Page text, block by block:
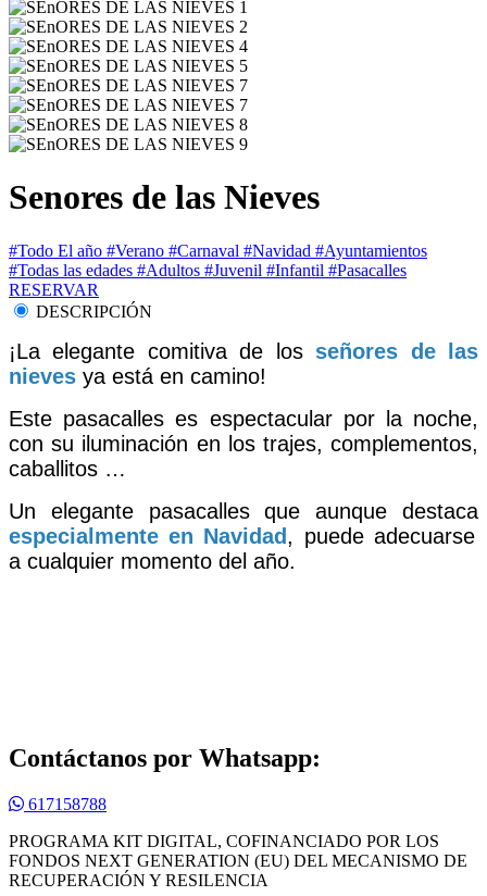
Senores de las Nieves
#Todo El año #Verano #Carnaval #Navidad #Ayuntamientos
#Todas las edades #Adultos #Juvenil #Infantil #Pasacalles
RESERVAR
DESCRIPCIÓN
¡La elegante comitiva de losseñores de las
nieves ya está en camino!
Este pasacalles es espectacular por la noche,
con su iluminación en los trajes, complementos,
caballitos …
Un elegante pasacalles que aunque destaca
especialmente en Navidad , puede adecuarse
a cualquier momento del año.
Contáctanos por Whatsapp:
617158788
PROGRAMA KIT DIGITAL, COFINANCIADO POR LOS
FONDOS NEXT GENERATION (EU) DEL MECANISMO DE
RECUPERACIÓN Y RESILENCIA